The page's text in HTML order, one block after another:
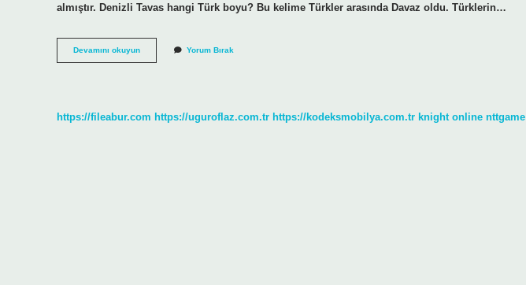
almıştır. Denizli Tavas hangi Türk boyu? Bu kelime Türkler arasında Davaz oldu. Türklerin…
Devamını okuyunDenizli
Tavas
Yorum Bırak
https://fileabur.com https://uguroflaz.com.tr https://kodeksmobilya.com.tr knight online nttgame